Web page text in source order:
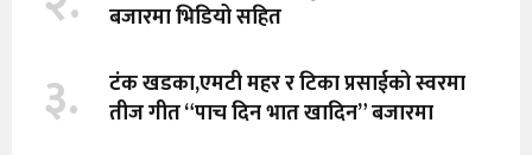
बजारमा भिडियो सहित
३.
टंक खडका,एमटी महर र टिका प्रसाईको स्वरमा
तीज गीत “पाच दिन भात खादिन” बजारमा